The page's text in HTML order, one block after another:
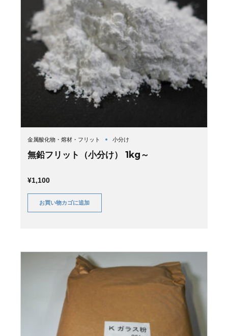
金属酸化物・熔材・フリット 小分け
無鉛フリット（小分け） 1kg～
¥1,100
お買い物カゴに追加